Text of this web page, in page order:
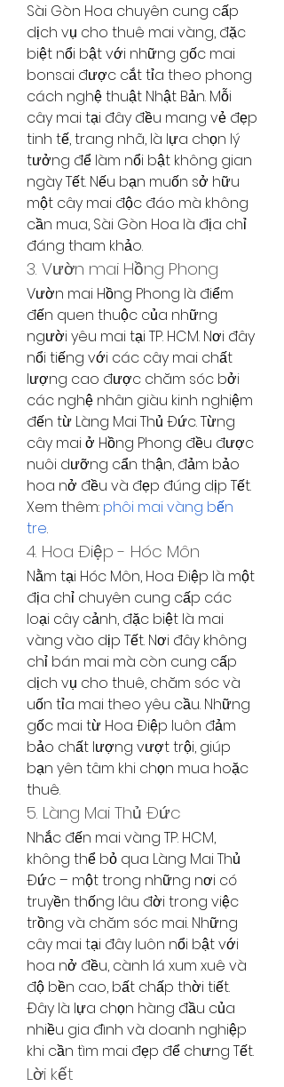
Sài Gòn Hoa chuyên cung cấp
dịch vụ cho thuê mai vàng, đặc
biệt nổi bật với những gốc mai
bonsai được cắt tỉa theo phong
cách nghệ thuật Nhật Bản. Mỗi
cây mai tại đây đều mang vẻ đẹp
tinh tế, trang nhã, là lựa chọn lý
tưởng để làm nổi bật không gian
ngày Tết. Nếu bạn muốn sở hữu
một cây mai độc đáo mà không
cần mua, Sài Gòn Hoa là địa chỉ
đáng tham khảo.
3. Vườn mai Hồng Phong
Vườn mai Hồng Phong là điểm
đến quen thuộc của những
người yêu mai tại TP. HCM. Nơi đây
nổi tiếng với các cây mai chất
lượng cao được chăm sóc bởi
các nghệ nhân giàu kinh nghiệm
đến từ Làng Mai Thủ Đức. Từng
cây mai ở Hồng Phong đều được
nuôi dưỡng cẩn thận, đảm bảo
hoa nở đều và đẹp đúng dịp Tết.
Xem thêm: phôi mai vàng bến
tre.
4. Hoa Điệp - Hóc Môn
Nằm tại Hóc Môn, Hoa Điệp là một
địa chỉ chuyên cung cấp các
loại cây cảnh, đặc biệt là mai
vàng vào dịp Tết. Nơi đây không
chỉ bán mai mà còn cung cấp
dịch vụ cho thuê, chăm sóc và
uốn tỉa mai theo yêu cầu. Những
gốc mai từ Hoa Điệp luôn đảm
bảo chất lượng vượt trội, giúp
bạn yên tâm khi chọn mua hoặc
thuê.
5. Làng Mai Thủ Đức
Nhắc đến mai vàng TP. HCM,
không thể bỏ qua Làng Mai Thủ
Đức – một trong những nơi có
truyền thống lâu đời trong việc
trồng và chăm sóc mai. Những
cây mai tại đây luôn nổi bật với
hoa nở đều, cành lá xum xuê và
độ bền cao, bất chấp thời tiết.
Đây là lựa chọn hàng đầu của
nhiều gia đình và doanh nghiệp
khi cần tìm mai đẹp để chưng Tết.
Lời kết